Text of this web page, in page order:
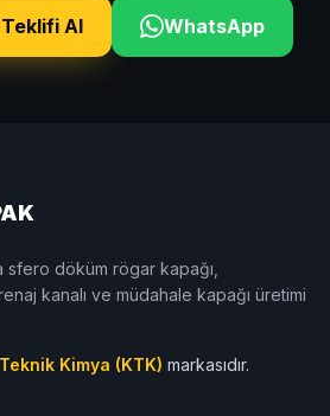
Al WhatsApp
sfero döküm rögar kapağı,
kanalı ve müdahale kapağı üretimi
Kimya (KTK) markasıdır.